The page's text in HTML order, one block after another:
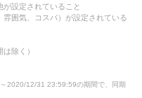
が設定されていること
雰囲気、コスパ）が設定されている
除く）
2020/12/31 23:59:59の期間で、同期